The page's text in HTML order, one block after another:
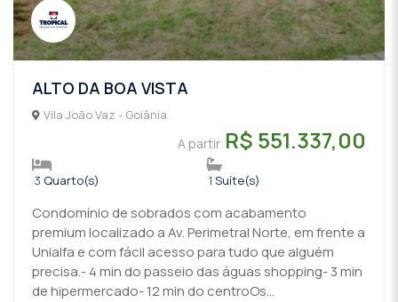
ALTO DA BOA VISTA
Vila João Vaz - Goiânia
A partir R$ 551.337,00
3 Quarto(s) 1 Suíte(s)
Condomínio de sobrados com acabamento
premium localizado a Av. Perimetral Norte, em frente a
Unialfa e com fácil acesso para tudo que alguém
precisa.- 4 min do passeio das águas shopping- 3 min
de hipermercado- 12 min do centroOs...